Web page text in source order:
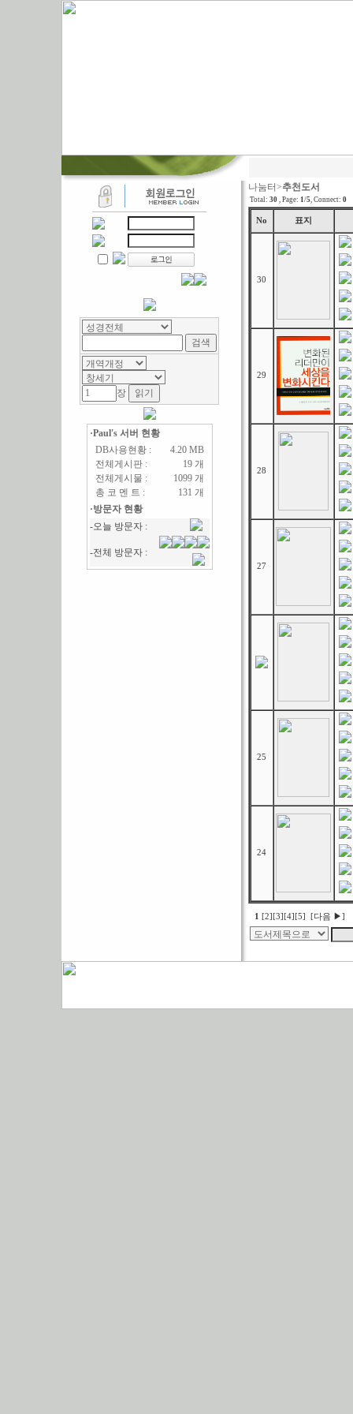
장
·Paul's 서버 현황
DB사용현황 :
4.20 MB
전체게시판 :
19 개
전체게시물 :
1099 개
총 코 멘 트 :
131 개
·방문자 현황
나눔터>추천도서
Total: 30, Page: 1/5, Connect: 0
No 표지
30
29
28
27
25
24
1 [2] [3] [4] [5] [다음 ▶]